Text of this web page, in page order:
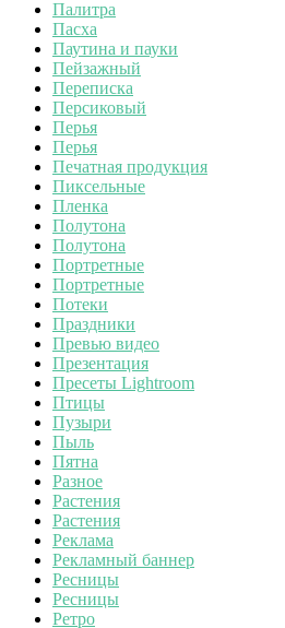
Палитра
Пасха
Паутина и пауки
Пейзажный
Переписка
Персиковый
Перья
Перья
Печатная продукция
Пиксельные
Пленка
Полутона
Полутона
Портретные
Портретные
Потеки
Праздники
Превью видео
Презентация
Пресеты Lightroom
Птицы
Пузыри
Пыль
Пятна
Разное
Растения
Растения
Реклама
Рекламный баннер
Ресницы
Ресницы
Ретро